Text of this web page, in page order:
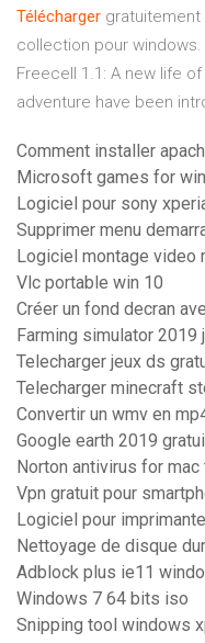
Télécharger gratuitement
collection pour windows.
Freecell 1.1: A new life
adventure have been
Comment installer
Microsoft games for
Logiciel pour sony
Supprimer menu
Logiciel montage video
Vlc portable win 10
Créer un fond decran
Farming simulator 2019
Telecharger jeux ds
Telecharger minecraft
Convertir un wmv en
Google earth 2019
Norton antivirus for mac
Vpn gratuit pour
Logiciel pour
Nettoyage de disque
Adblock plus ie11
Windows 7 64 bits iso
Snipping tool windows